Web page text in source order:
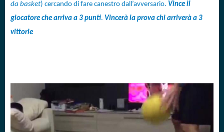
da basket) cercando di fare canestro dall’avversario. Vince il
giocatore che arriva a 3 punti. Vincerà la prova chi arriverà a 3
vittorie